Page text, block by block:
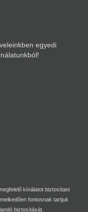
egyedi
kínálatot biztosítani
fontosnak tartjuk
biztosítását.